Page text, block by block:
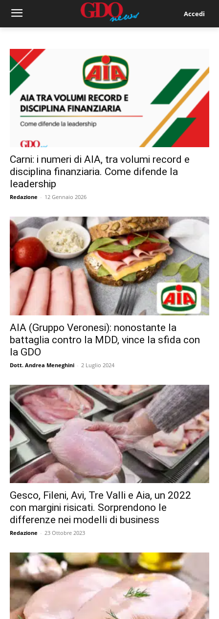
Accedi
Carni: i numeri di AIA, tra volumi record e
disciplina finanziaria. Come difende la
leadership
Redazione - 12 Gennaio 2026
AIA (Gruppo Veronesi): nonostante la
battaglia contro la MDD, vince la sfida con
la GDO
Dott. Andrea Meneghini - 2 Luglio 2024
Gesco, Fileni, Avi, Tre Valli e Aia, un 2022
con margini risicati. Sorprendono le
differenze nei modelli di business
Redazione - 23 Ottobre 2023